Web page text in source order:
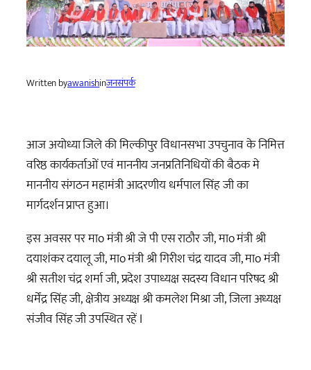
Written byawanishinजनसंपर्क
आज अयोध्या जिले की मिल्कीपुर विधानसभा उपचुनाव के निमित्त
वरिष्ठ कार्यकर्ताओं एवं माननीय जनप्रतिनिधियों की बैठक मे
माननीय संगठन महामंत्री आदरणीय धर्मपाल सिंह जी का
मार्गदर्शन प्राप्त हुआ।
इस अवसर पर माo मंत्री श्री जे पी एस राठौर जी, माo मंत्री श्री
दयाशंकर दयालू जी, माo मंत्री श्री गिरीश चंद्र यादव जी, माo मंत्री
श्री सतीश चंद्र शर्मा जी, प्रदेश उपाध्यक्ष सदस्य विधान परिषद श्री
धर्मेंद्र सिंह जी, क्षेत्रीय अध्यक्ष श्री कमलेश मिश्रा जी, जिला अध्यक्ष
संजीव सिंह जी उपस्थित रहें I